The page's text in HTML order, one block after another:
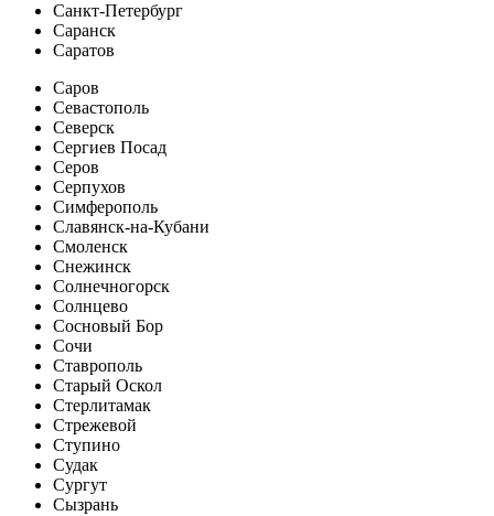
Санкт-Петербург
Саранск
Саратов
Саров
Севастополь
Северск
Сергиев Посад
Серов
Серпухов
Симферополь
Славянск-на-Кубани
Смоленск
Снежинск
Солнечногорск
Солнцево
Сосновый Бор
Сочи
Ставрополь
Старый Оскол
Стерлитамак
Стрежевой
Ступино
Судак
Сургут
Сызрань